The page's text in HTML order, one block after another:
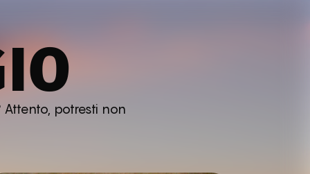
potresti non